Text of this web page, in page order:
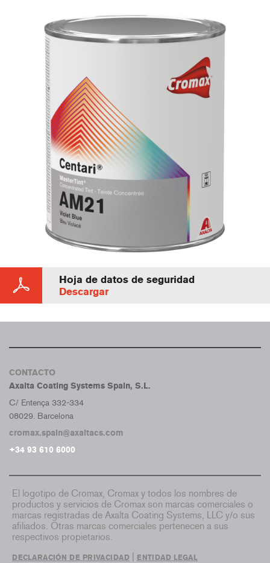
Hoja de datos de seguridad
Descargar
CONTACTO
Axalta Coating Systems Spain, S.L.
C/ Entença 332-334
08029. Barcelona
cromax.spain@axaltacs.com
+34 93 610 6000
El logotipo de Cromax, Cromax y todos los nombres de
productos y servicios de Cromax son marcas comerciales o
marcas registradas de Axalta Coating Systems, LLC y/o sus
afiliados. Otras marcas comerciales pertenecen a sus
respectivos propietarios.
DECLARACIÓN DE PRIVACIDAD ENTIDAD LEGAL